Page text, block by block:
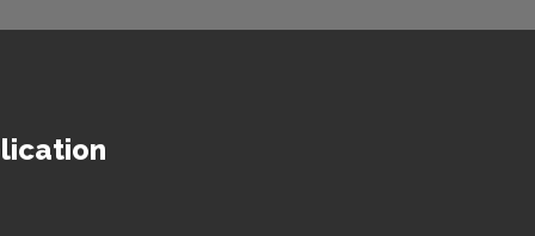
par les
sont un